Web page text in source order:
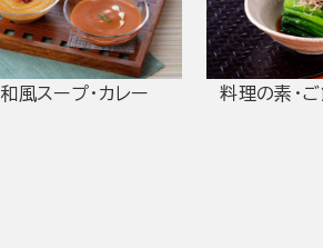
和風スープ・カレー 料理の素・